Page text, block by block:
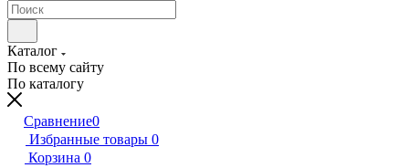
Каталог
По всему сайту
По каталогу
Сравнение0
Избранные товары 0
Корзина 0